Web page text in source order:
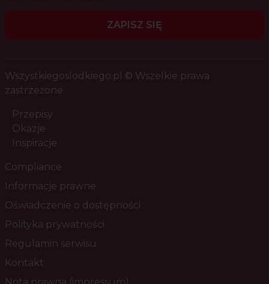
ZAPISZ SIĘ
Wszystkiegoslodkiego.pl © Wszelkie prawa
zastrzeżone
Przepisy
Okazje
Inspiracje
Compliance
Informacje prawne
Oświadczenie o dostępności
Polityka prywatności
Regulamin serwisu
Kontakt